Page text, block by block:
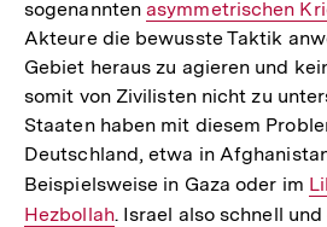
sogenanntenInterner
Link:
asymmetrischen
Akteure die bewusste Taktik
Gebiet heraus zu agieren und
somit von Zivilisten nicht zu
Staaten haben mit diesem
Deutschland, etwa in
Beispielsweise in Gaza oder im
Hezbollah. Israel also schnell